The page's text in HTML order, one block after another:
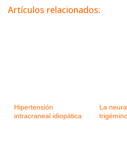
Artículos relacionados:
Hipertensión
intracraneal idiopática
La